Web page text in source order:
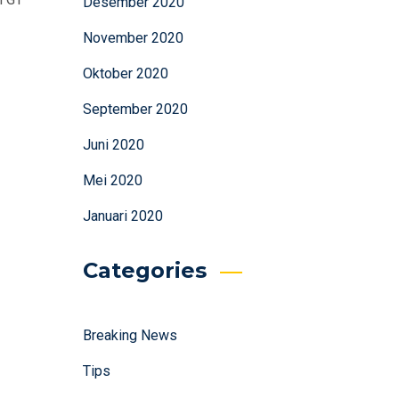
November 2020
Oktober 2020
September 2020
Juni 2020
Mei 2020
Januari 2020
Categories
Breaking News
Tips